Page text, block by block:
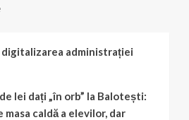
administrației
lei dați „în orb” la Balotești:
caldă a elevilor, dar